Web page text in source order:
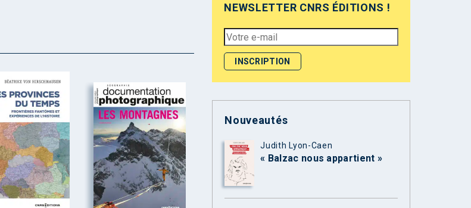
NEWSLETTER CNRS ÉDITIONS !
Nouveautés
Judith Lyon-Caen
« Balzac nous appartient »